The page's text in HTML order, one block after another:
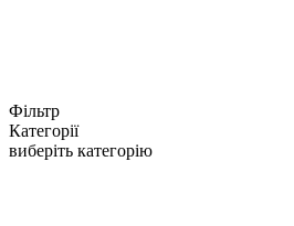
Фільтр
Категорії
виберіть категорію